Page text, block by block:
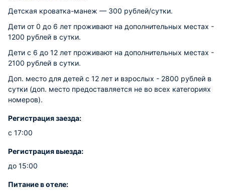
Детская кроватка-манеж — 300 рублей/сутки.
Дети от 0 до 6 лет проживают на дополнительных местах -
1200 рублей в сутки.
Дети с 6 до 12 лет проживают на дополнительных местах -
2100 рублей в сутки.
Доп. место для детей с 12 лет и взрослых - 2800 рублей в
сутки (доп. место предоставляется не во всех категориях
номеров).
Регистрация заезда:
с 17:00
Регистрация выезда:
до 15:00
Питание в отеле: